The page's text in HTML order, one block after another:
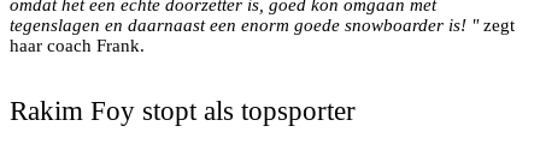
omdat het een echte doorzetter is, goed kon omgaan met
tegenslagen en daarnaast een enorm goede snowboarder is! "zegt
haar coach Frank.
Rakim Foy stopt als topsporter